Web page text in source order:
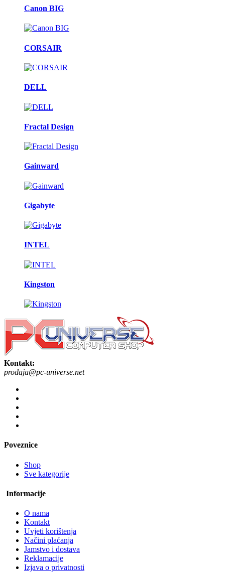
Canon BIG
CORSAIR
DELL
Fractal Design
Gainward
Gigabyte
INTEL
Kingston
Kontakt:
prodaja@pc-universe.net
Poveznice
Shop
Sve kategorije
Informacije
O nama
Kontakt
Uvjeti korištenja
Načini plaćanja
Jamstvo i dostava
Reklamacije
Izjava o privatnosti